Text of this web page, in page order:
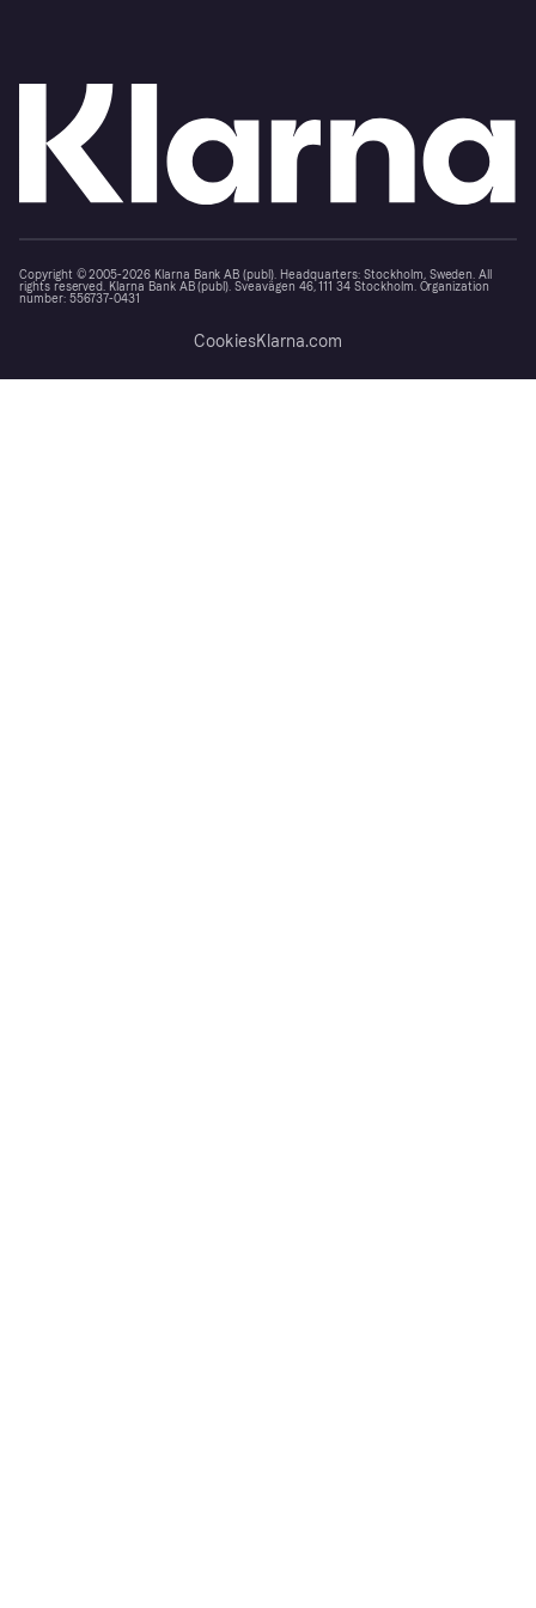
Copyright © 2005-2026 Klarna Bank AB (publ). Headquarters: Stockholm, Sweden. All
rights reserved. Klarna Bank AB (publ). Sveavägen 46, 111 34 Stockholm. Organization
number: 556737-0431
CookiesKlarna.com